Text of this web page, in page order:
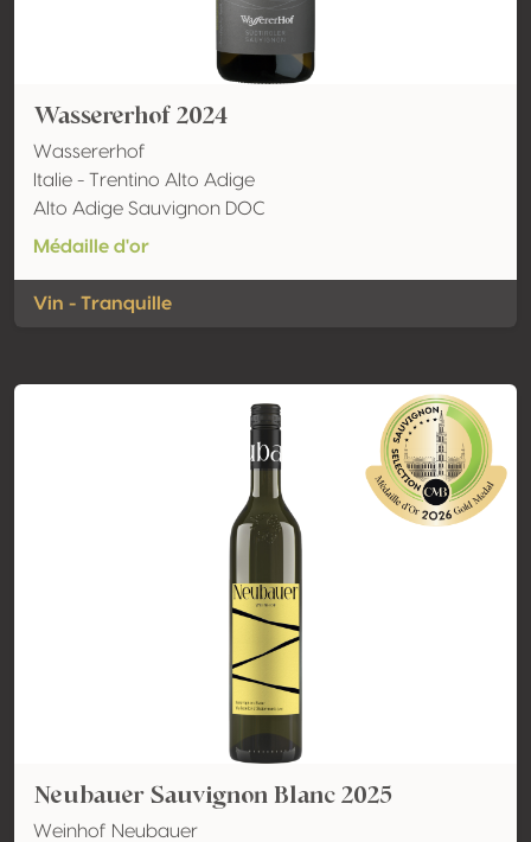
Wassererhof 2024
Wassererhof
Italie - Trentino Alto Adige
Alto Adige Sauvignon DOC
Médaille d'or
Vin - Tranquille
Neubauer Sauvignon Blanc 2025
Weinhof Neubauer